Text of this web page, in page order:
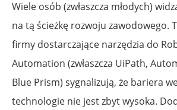
Wiele osób (zwłaszcza młodych)
na tą ścieżkę rozwoju zawodowego.
firmy dostarczające narzędzia do
Automation (zwłaszcza UiPath,
Blue Prism) sygnalizują, że bariera
technologie nie jest zbyt wysoka.